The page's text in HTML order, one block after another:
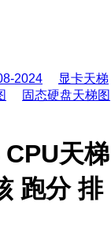
2024
显卡天梯
固态硬盘天梯图
天梯
跑分 排